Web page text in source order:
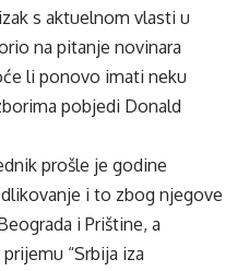
s aktuelnom vlasti u
na pitanje novinara
li ponovo imati neku
pobjedi Donald
prošle je godine
i to zbog njegove
i Prištine, a
“Srbija iza